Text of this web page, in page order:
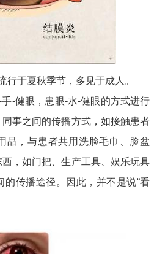
行于夏秋季节，多见于成人。
-健眼，患眼-水-健眼的方式进行
事之间的传播方式，如接触患者
品，与患者共用洗脸毛巾、脸盆
，如门把、生产工具、娱乐玩具
传播途径。因此，并不是说“看